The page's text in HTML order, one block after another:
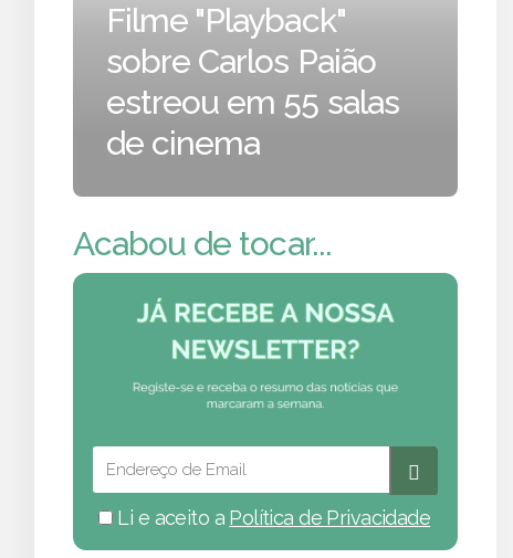
Filme "Playback"
sobre Carlos Paião
estreou em 55 salas
de cinema
Acabou de tocar...
Li e aceito a Política de Privacidade